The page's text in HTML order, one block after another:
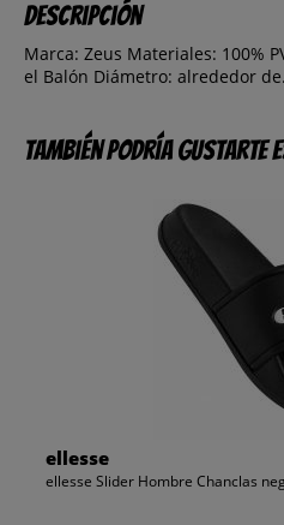
Descripción
Marca: Zeus Materiales: 100%
el Balón Diámetro: alrededor
También podría gustarte
ellesse
ellesse Slider Hombre Chanclas